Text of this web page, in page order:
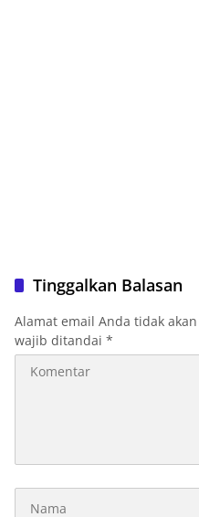
Tinggalkan Balasan
Alamat email Anda tidak
wajib ditandai *